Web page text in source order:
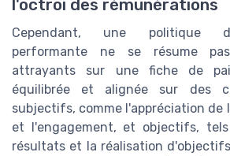
l'octroi des rémunérations
Cependant, une politique
performante ne se résume
attrayants sur une fiche de
équilibrée et alignée sur des
subjectifs, comme l'appréciation de
et l'engagement, et objectifs,
résultats et la réalisation